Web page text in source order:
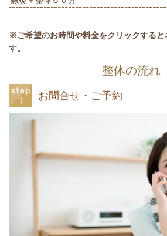
※ご希望のお時間や料金をクリックする
す。
整体の流れ
お問合せ・ご予約